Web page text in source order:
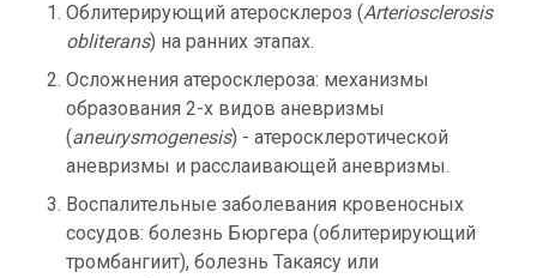
Облитерирующий атеросклероз (Arteriosclerosis
obliterans) на ранних этапах.
Осложнения атеросклероза: механизмы
образования 2-х видов аневризмы
(aneurysmogenesis) - атеросклеротической
аневризмы и расслаивающей аневризмы.
Воспалительные заболевания кровеносных
сосудов: болезнь Бюргера (облитерирующий
тромбангиит), болезнь Такаясу или